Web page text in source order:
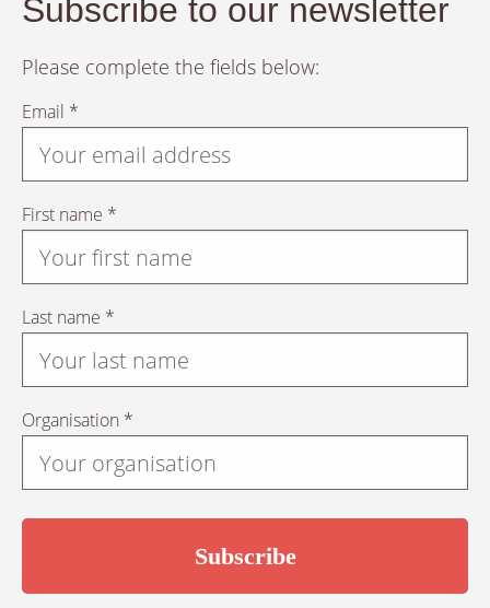
Subscribe to our newsletter
Please complete the fields below:
Email *
First name *
Last name *
Organisation *